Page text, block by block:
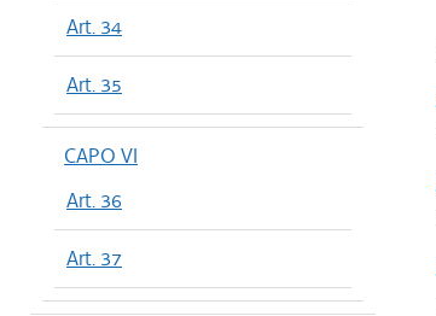
Art. 34
Art. 35
CAPO VI
Art. 36
Art. 37